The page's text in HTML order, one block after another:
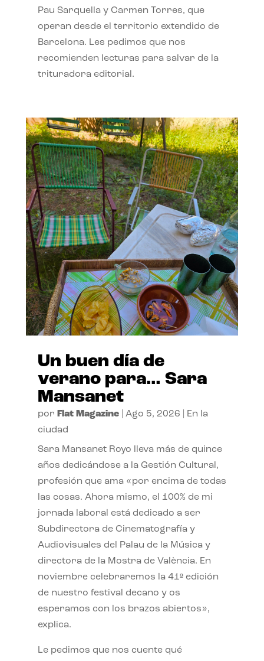
Pau Sarquella y Carmen Torres, que
operan desde el territorio extendido de
Barcelona. Les pedimos que nos
recomienden lecturas para salvar de la
trituradora editorial.
Un buen día de
verano para… Sara
Mansanet
por Flat Magazine| Ago 5, 2026
En la
ciudad
Sara Mansanet Royo lleva más de quince
años dedicándose a la Gestión Cultural,
profesión que ama «por encima de todas
las cosas. Ahora mismo, el 100% de mi
jornada laboral está dedicado a ser
Subdirectora de Cinematografía y
Audiovisuales del Palau de la Música y
directora de la Mostra de València. En
noviembre celebraremos la 41ª edición
de nuestro festival decano y os
esperamos con los brazos abiertos»,
explica.
Le pedimos que nos cuente qué